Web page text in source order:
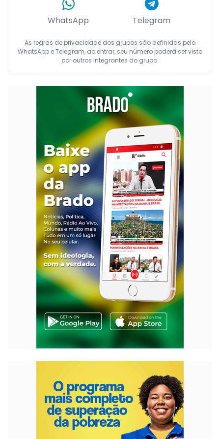
WhatsApp Telegram
As regras de privacidade dos grupos são definidas pelo
WhatsApp e Telegram, ao entrar, seu número poderá ser visto
por outros integrantes do grupo.